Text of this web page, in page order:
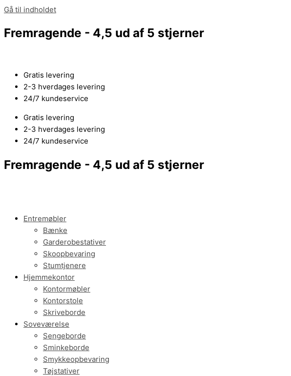
Gå til indholdet
Fremragende - 4,5 ud af 5 stjerner
Gratis levering
2-3 hverdages levering
24/7 kundeservice
Gratis levering
2-3 hverdages levering
24/7 kundeservice
Fremragende - 4,5 ud af 5 stjerner
Entremøbler
Bænke
Garderobestativer
Skoopbevaring
Stumtjenere
Hjemmekontor
Kontormøbler
Kontorstole
Skriveborde
Soveværelse
Sengeborde
Sminkeborde
Smykkeopbevaring
Tøjstativer